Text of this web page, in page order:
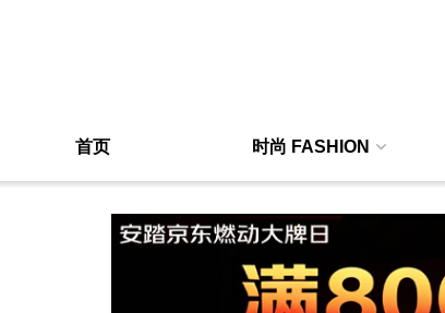
首页 时尚 FASHION